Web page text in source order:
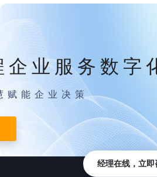
企业服务数
赋能企业决策
经理在线，立